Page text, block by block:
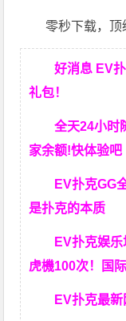
零秒下载，顶
好消息 EV
礼包！
全天24小时
家余额!快体验吧
EV扑克GG
是扑克的本质
EV扑克娱
虎機100次！国
EV扑克最